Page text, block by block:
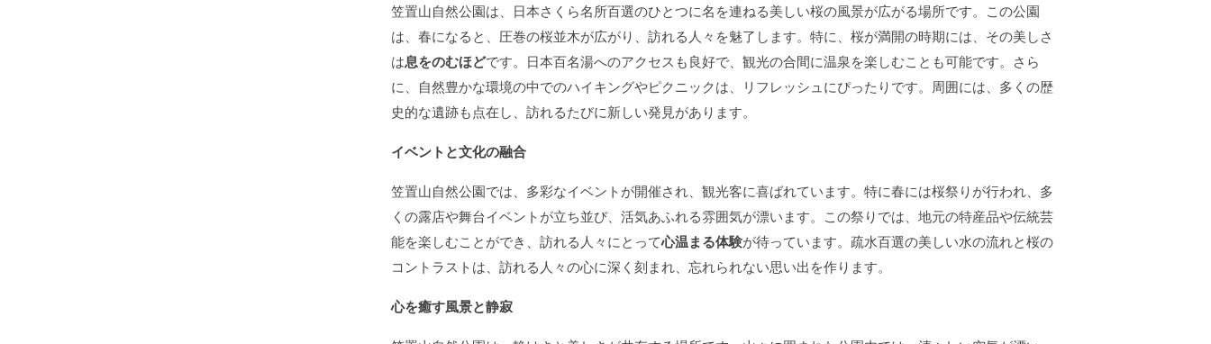
笠置山自然公園は、日本さくら名所百選のひとつに名を連ねる美しい桜の風景が広がる場所です。この公園
は、春になると、圧巻の桜並木が広がり、訪れる人々を魅了します。特に、桜が満開の時期には、その美しさ
は息をのむほどです。日本百名湯へのアクセスも良好で、観光の合間に温泉を楽しむことも可能です。さら
に、自然豊かな環境の中でのハイキングやピクニックは、リフレッシュにぴったりです。周囲には、多くの歴
史的な遺跡も点在し、訪れるたびに新しい発見があります。
イベントと文化の融合
笠置山自然公園では、多彩なイベントが開催され、観光客に喜ばれています。特に春には桜祭りが行われ、多
くの露店や舞台イベントが立ち並び、活気あふれる雰囲気が漂います。この祭りでは、地元の特産品や伝統芸
能を楽しむことができ、訪れる人々にとって心温まる体験が待っています。疏水百選の美しい水の流れと桜の
コントラストは、訪れる人々の心に深く刻まれ、忘れられない思い出を作ります。
心を癒す風景と静寂